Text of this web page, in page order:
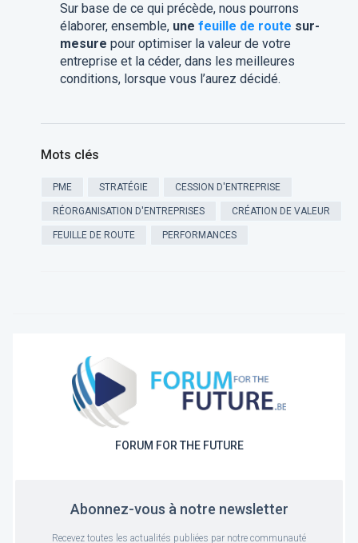
Sur base de ce qui précède, nous pourrons
élaborer, ensemble, une feuille de route sur-
mesure pour optimiser la valeur de votre
entreprise et la céder, dans les meilleures
conditions, lorsque vous l’aurez décidé.
Mots clés
PME STRATÉGIE CESSION D'ENTREPRISE
RÉORGANISATION D'ENTREPRISES CRÉATION DE VALEUR
FEUILLE DE ROUTE PERFORMANCES
FORUM FOR THE FUTURE
Abonnez-vous à notre newsletter
Recevez toutes les actualités publiées par notre communauté